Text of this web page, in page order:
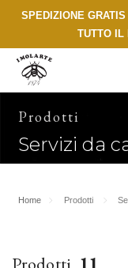
SPEDIZIONE
TUTTO IL
Prodotti
Servizi da
Home Prodotti
Prodotti 11